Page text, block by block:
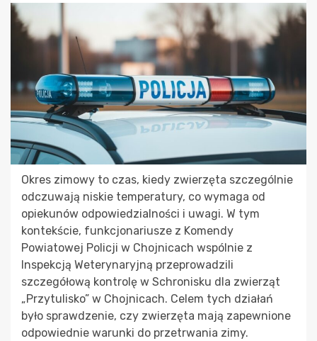
Okres zimowy to czas, kiedy zwierzęta szczególnie
odczuwają niskie temperatury, co wymaga od
opiekunów odpowiedzialności i uwagi. W tym
kontekście, funkcjonariusze z Komendy
Powiatowej Policji w Chojnicach wspólnie z
Inspekcją Weterynaryjną przeprowadzili
szczegółową kontrolę w Schronisku dla zwierząt
„Przytulisko” w Chojnicach. Celem tych działań
było sprawdzenie, czy zwierzęta mają zapewnione
odpowiednie warunki do przetrwania zimy.